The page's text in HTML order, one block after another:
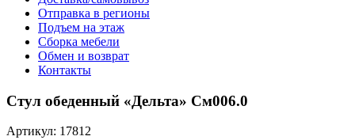
Отправка в регионы
Подъем на этаж
Сборка мебели
Обмен и возврат
Контакты
Стул обеденный «Дельта» См006.0
Артикул: 17812